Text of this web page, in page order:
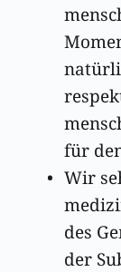
für
Wir
des
der